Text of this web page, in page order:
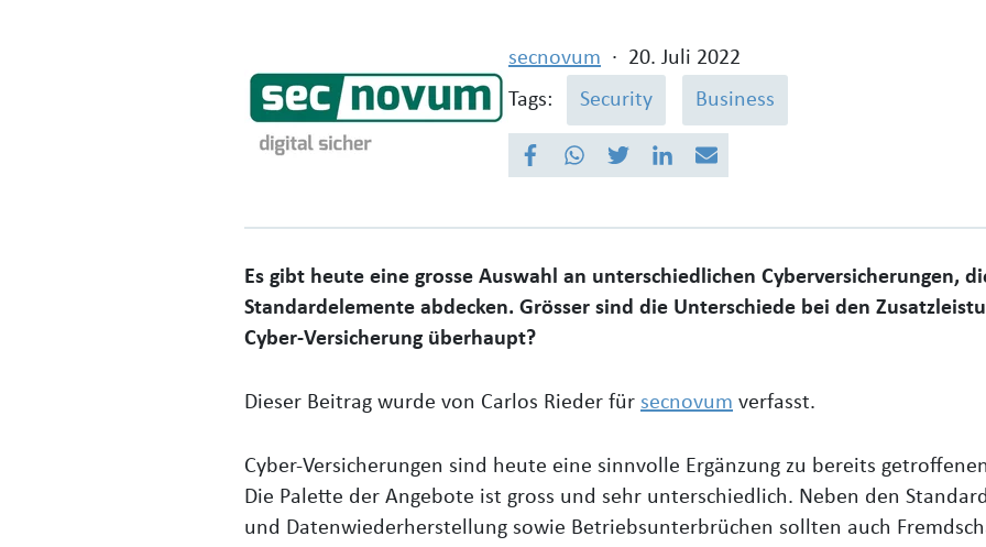
secnovum · 20. Juli 2022
Tags:
Security Business
Es gibt heute eine grosse Auswahl an unterschiedlichen Cyberversicherungen,
Standardelemente abdecken. Grösser sind die Unterschiede bei den
Cyber-Versicherung überhaupt?
Dieser Beitrag wurde von Carlos Rieder für secnovum verfasst.
Cyber-Versicherungen sind heute eine sinnvolle Ergänzung zu bereits
Die Palette der Angebote ist gross und sehr unterschiedlich. Neben den
und Datenwiederherstellung sowie Betriebsunterbrüchen sollten auch